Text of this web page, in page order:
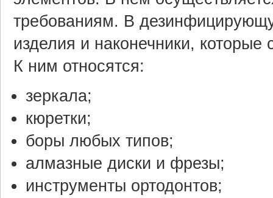
требованиям. В
изделия и наконечники, которые
К ним относятся:
зеркала;
кюретки;
боры любых типов;
алмазные диски и фрезы;
инструменты ортодонтов;